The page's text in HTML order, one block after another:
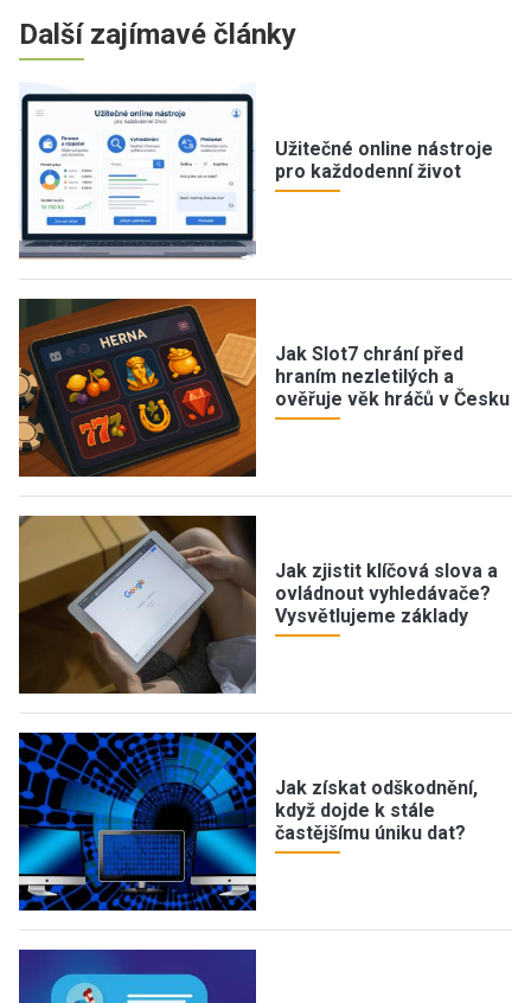
Další zajímavé články
Užitečné online nástroje
pro každodenní život
Jak Slot7 chrání před
hraním nezletilých a
ověřuje věk hráčů v Česku
Jak zjistit klíčová slova a
ovládnout vyhledávače?
Vysvětlujeme základy
Jak získat odškodnění,
když dojde k stále
častějšímu úniku dat?